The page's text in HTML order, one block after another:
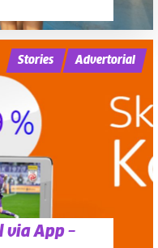
via App –
Stories Advertorial